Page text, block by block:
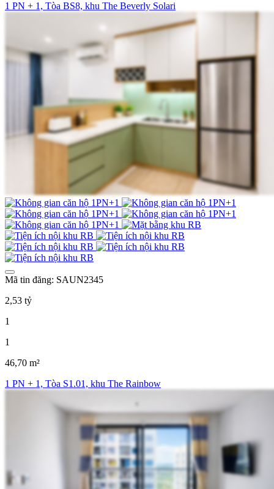
1 PN + 1, Tòa BS8, khu The Beverly Solari
Mã tin đăng: SAUN2345
2,53 tỷ
1
1
46,70 m²
1 PN + 1, Tòa S1.01, khu The Rainbow